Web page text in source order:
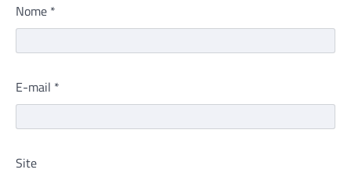
Nome *
E-mail *
Site